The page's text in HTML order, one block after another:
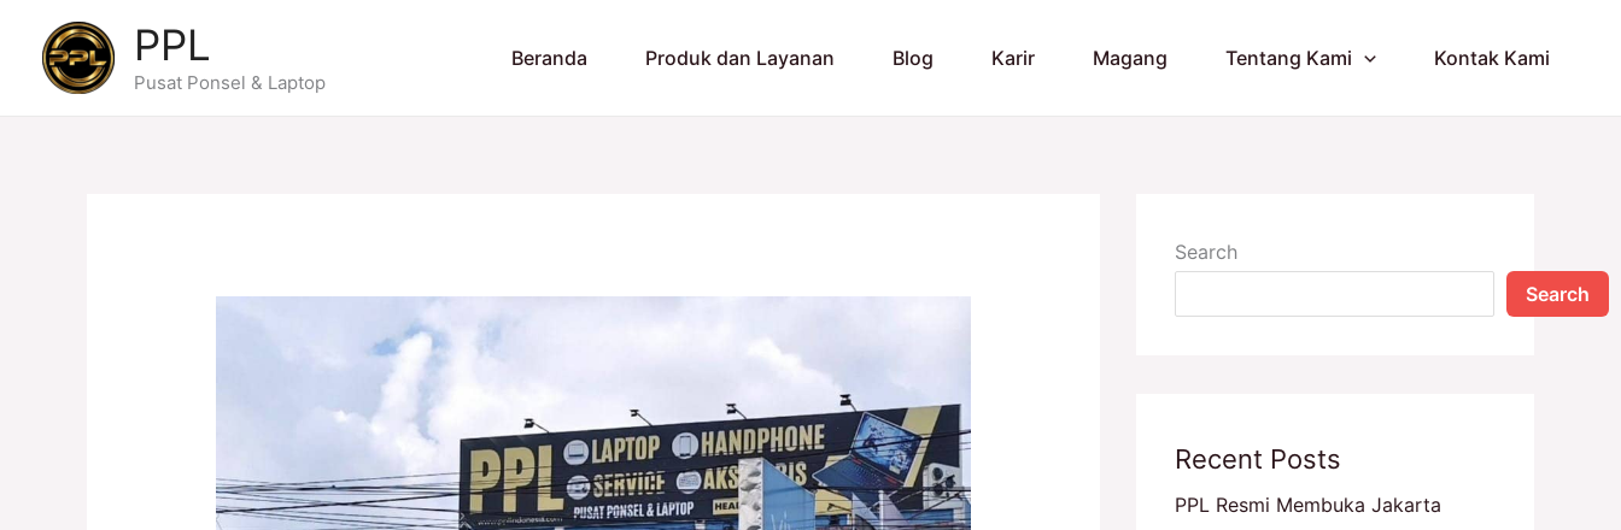
content
PPL
Pusat Ponsel & Laptop
Beranda Produk dan Layanan Blog Karir Magang Tentang Kami Kontak Kami
Search
Search
Recent Posts
PPL Resmi Membuka Jakarta